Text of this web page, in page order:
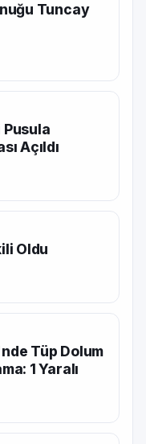
Tuncay
Pusula
Açıldı
Oldu
Tüp Dolum
1 Yaralı